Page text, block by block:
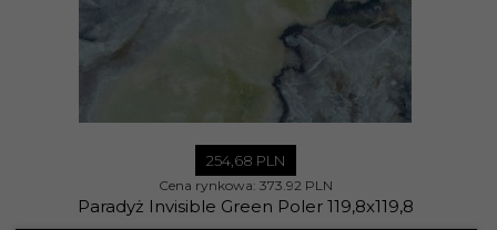
254, 68 PLN
Cena rynkowa: 373.92 PLN
Paradyż Invisible Green Poler 119,8x119,8